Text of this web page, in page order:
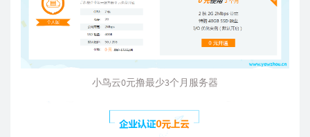
小鸟云0元撸最少3个月服务器